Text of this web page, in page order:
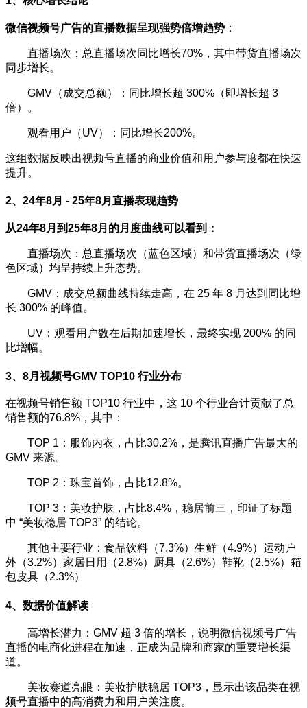
微信视频号广告的直播数据呈现强势倍增趋势 ：
直播场次：总直播场次同比增长70%，其中带货直播场次
同步增长。
GMV（成交总额）：同比增长超 300%（即增长超 3
倍）。
观看用户（UV）：同比增长200%。
这组数据反映出视频号直播的商业价值和用户参与度都在快速
提升。
2、24年8月 - 25年8月直播表现趋势
从24年8月到25年8月的月度曲线可以看到：
直播场次：总直播场次（蓝色区域）和带货直播场次（绿
色区域）均呈持续上升态势。
GMV：成交总额曲线持续走高，在 25 年 8 月达到同比增
长 300% 的峰值。
UV：观看用户数在后期加速增长，最终实现 200% 的同
比增幅。
3、8月视频号GMV TOP10 行业分布
在视频号销售额 TOP10 行业中，这 10 个行业合计贡献了总
销售额的76.8%，其中：
TOP 1：服饰内衣，占比30.2%，是腾讯直播广告最大的
GMV 来源。
TOP 2：珠宝首饰，占比12.8%。
TOP 3：美妆护肤，占比8.4%，稳居前三，印证了标题
中 “美妆稳居 TOP3” 的结论。
其他主要行业： 食品饮料（7.3%）生鲜（4.9%）运动户
外（3.2%）家居日用（2.8%）厨具（2.6%）鞋靴（2.5%）箱
包皮具（2.3%）
4、数据价值解读
高增长潜力：GMV 超 3 倍的增长，说明微信视频号广告
直播的电商化进程在加速，正成为品牌和商家的重要增长渠
道。
美妆赛道亮眼：美妆护肤稳居 TOP3，显示出该品类在视
频号直播中的高消费力和用户关注度。